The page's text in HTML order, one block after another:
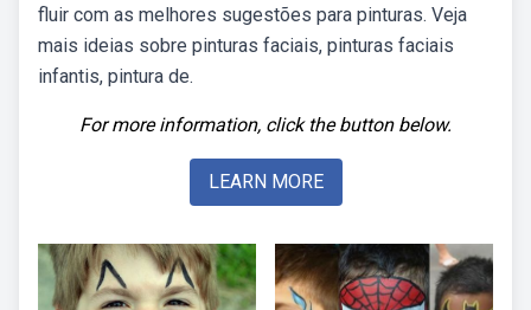
fluir com as melhores sugestões para pinturas. Veja
mais ideias sobre pinturas faciais, pinturas faciais
infantis, pintura de.
For more information, click the button below.
LEARN MORE